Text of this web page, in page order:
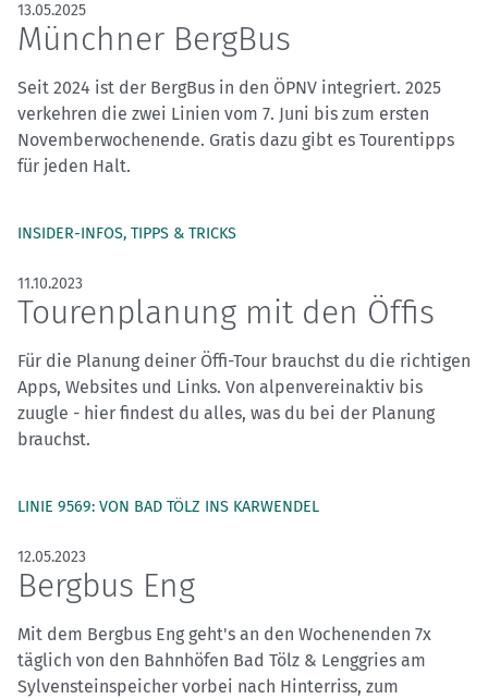
13.05.2025
Münchner BergBus
Seit 2024 ist der BergBus in den ÖPNV integriert. 2025
verkehren die zwei Linien vom 7. Juni bis zum ersten
Novemberwochenende. Gratis dazu gibt es Tourentipps
für jeden Halt.
INSIDER-INFOS, TIPPS & TRICKS
11.10.2023
Tourenplanung mit den Öffis
Für die Planung deiner Öffi-Tour brauchst du die richtigen
Apps, Websites und Links. Von alpenvereinaktiv bis
zuugle - hier findest du alles, was du bei der Planung
brauchst.
LINIE 9569: VON BAD TÖLZ INS KARWENDEL
12.05.2023
Bergbus Eng
Mit dem Bergbus Eng geht's an den Wochenenden 7x
täglich von den Bahnhöfen Bad Tölz & Lenggries am
Sylvensteinspeicher vorbei nach Hinterriss, zum